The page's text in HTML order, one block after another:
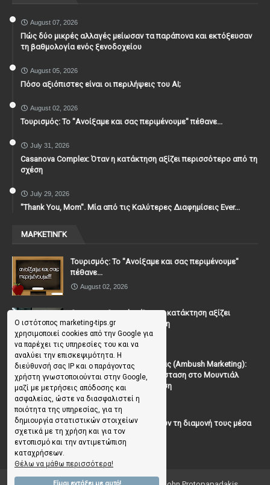
Ο ιστότοπος marketing-tips.gr
χρησιμοποιεί cookies από την Google για
να παρέχει τις υπηρεσίες του και να
αναλύει την επισκεψιμότητα. Η
διεύθυνσή σας IP και ο παράγοντας
χρήστη γνωστοποιούνται στην Google,
μαζί με μετρήσεις απόδοσης και
ασφαλείας, ώστε να διασφαλιστεί η
ποιότητα της υπηρεσίας, για τη
δημιουργία στατιστικών στοιχείων
σχετικά με τη χρήση και για τον
εντοπισμό και την αντιμετώπιση
καταχρήσεων.
Θέλω να μάθω περισσότερα!
Είμαι εντάξει με αυτό!
August 07, 2026
Πώς δύο μικρές αλλαγές μείωσαν τα παράπονα και εκτόξευσαν
τη βαθμολογία ενός ξενοδοχείου
August 05, 2026
Πόσο αξιόπιστες είναι οι περιλήψεις του ΑΙ;
August 02, 2026
Τουρισμός: Το "Ανοίξαμε και σας περιμένουμε" πέθανε...
July 31, 2026
Casanova Complex: Όταν η κατάκτηση αξίζει περισσότερο από τη
σχέση
July 29, 2026
"Thank You, Mοm". Μία από τις Καλύτερες Διαφημίσεις Ever...
ΜΑΡΚΕΤΙΝΓΚ
Τουρισμός: Το "Ανοίξαμε και σας περιμένουμε"
πέθανε...
August 02, 2026
Casanova Complex: Όταν η κατάκτηση αξίζει
περισσότερο από τη σχέση
July 31, 2026
To Μάρκετινγκ της Ενέδρας (Ambush Marketing):
Πώς να κλέψεις την παράσταση στο Μουντιάλ
χωρίς (επίσημη) πρόσκληση
July 19, 2026
Γιατί οι επισκέπτες ξεχνούν τη διαμονή τους μέσα
σε 48 ώρες;
July 10, 2026